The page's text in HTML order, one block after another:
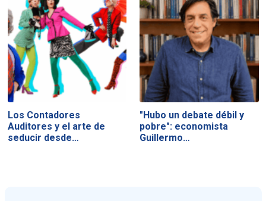
Los Contadores
Auditores y el arte de
seducir desde…
"Hubo un debate débil y
pobre": economista
Guillermo…